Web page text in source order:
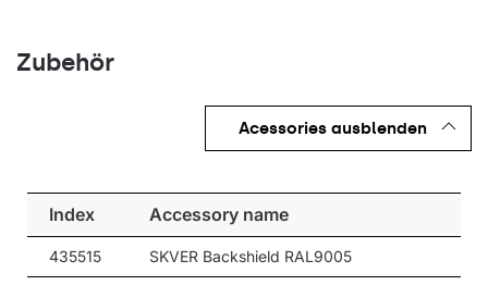
Zubehör
Acessories ausblenden
Index Accessory name
435515 SKVER Backshield RAL9005